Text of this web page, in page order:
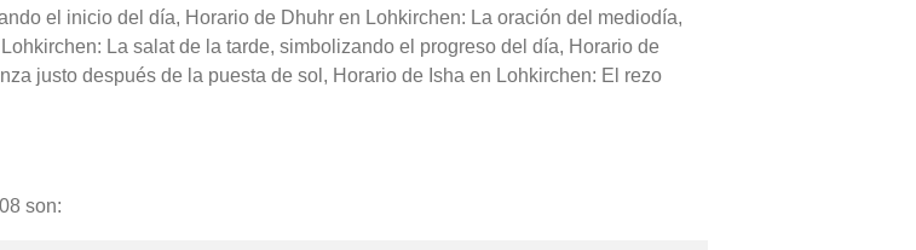
el inicio del día, Horario de Dhuhr en Lohkirchen: La oración del mediodía,
La salat de la tarde, simbolizando el progreso del día, Horario de
justo después de la puesta de sol, Horario de Isha en Lohkirchen: El rezo
son: